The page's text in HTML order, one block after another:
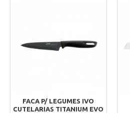
FACA P/ LEGUMES IVO
CUTELARIAS TITANIUM EVO